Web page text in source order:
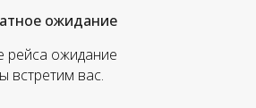
рейса ожидание
встретим вас.
ожидание